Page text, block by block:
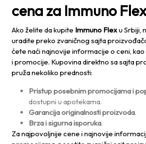
cena za Immuno Flex
Ako želite da kupite Immuno Flexu Srbiji,
uradite preko zvaničnog sajta
ćete naći najnovije informacije o ceni,
i promocije. Kupovina direktno sa sajta
pruža nekoliko prednosti:
Pristup posebnim promocijama i
dostupni u apotekama.
Garancija originalnosti proizvoda.
Brza i sigurna isporuka.
Za najpovoljnije cene i najnovije